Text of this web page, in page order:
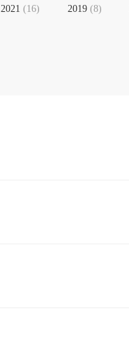
2021 (16) 2019 (8)